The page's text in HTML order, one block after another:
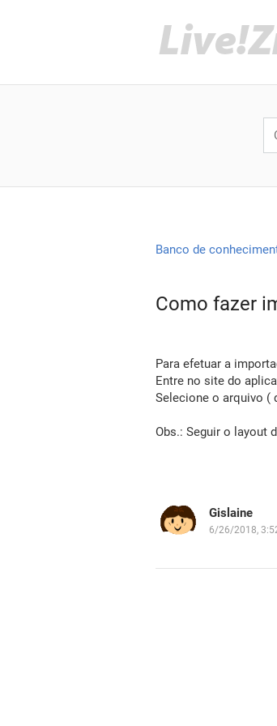
Banco de
Como fazer
Para efetuar a
Entre no site do
Selecione o arquivo (
Obs.: Seguir o layout
Gislaine
6/26/2018,